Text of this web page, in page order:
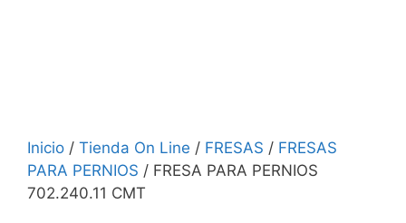
Inicio / Tienda On Line / FRESAS / FRESAS
PARA PERNIOS / FRESA PARA PERNIOS
702.240.11 CMT